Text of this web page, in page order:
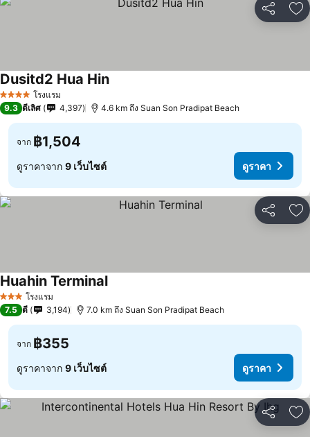
แชร์ เ
4 ดาว โรงแรม
Dusitd2 Hua Hin
9.3 ดีเลิศ 4,397 4.6 km ถึง Suan Son Pradipat Beach
จาก ฿1,504
ดูราคาจาก 9 เว็บไซต์ ดูราคา
แชร์ เ
3 ดาว โรงแรม
Huahin Terminal
7.5 ดี 3,194 7.0 km ถึง Suan Son Pradipat Beach
จาก ฿355
ดูราคาจาก 9 เว็บไซต์ ดูราคา
แชร์ เ